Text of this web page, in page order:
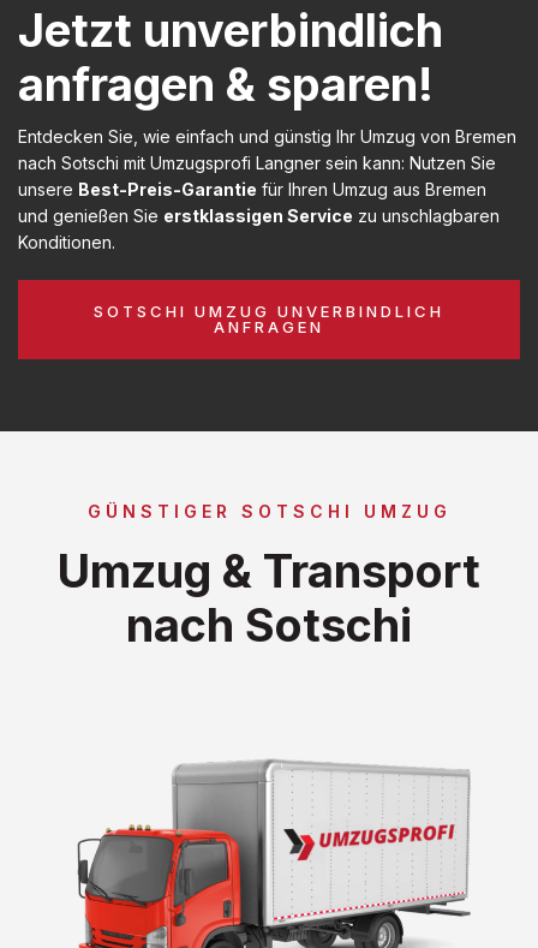
Jetzt unverbindlich
anfragen & sparen!
Entdecken Sie, wie einfach und günstig Ihr Umzug von Bremen
nach Sotschi mit Umzugsprofi Langner sein kann: Nutzen Sie
unsere Best-Preis-Garantie für Ihren Umzug aus Bremen
und genießen Sie erstklassigen Service zu unschlagbaren
Konditionen.
SOTSCHI UMZUG UNVERBINDLICH
ANFRAGEN
GÜNSTIGER SOTSCHI UMZUG
Umzug & Transport
nach Sotschi